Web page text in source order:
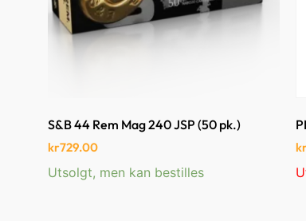
S&B 44 Rem Mag 240 JSP (50 pk.)
kr729.00
Utsolgt, men kan bestilles